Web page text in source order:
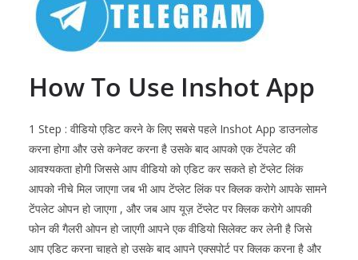
How To Use Inshot App
1 Step : वीडियो एडिट करने के लिए सबसे पहले Inshot App डाउनलोड
करना होगा और उसे कनेक्ट करना है उसके बाद आपको एक टेंपलेट की
आवश्यकता होगी जिससे आप वीडियो को एडिट कर सकते हो टेंप्लेट लिंक
आपको नीचे मिल जाएगा जब भी आप टेंप्लेट लिंक पर क्लिक करोगे आपके सामने
टेंपलेट ओपन हो जाएगा , और जब आप यूज़ टेंप्लेट पर क्लिक करोगे आपकी
फोन की गैलरी ओपन हो जाएगी आपने एक वीडियो सिलेक्ट कर लेनी है जिसे
आप एडिट करना चाहते हो उसके बाद आपने एक्सपोर्ट पर क्लिक करना है और